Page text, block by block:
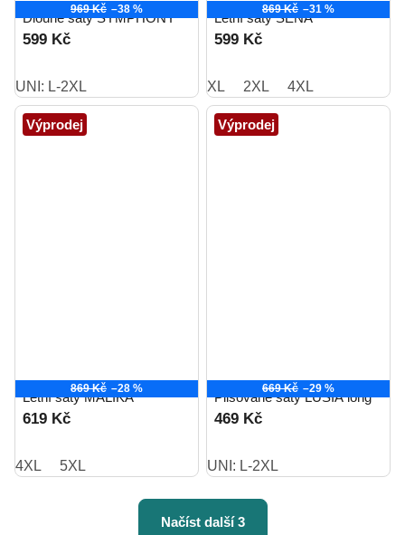
969 Kč –38 %
Dlouhé šaty SYMPHONY
599 Kč
UNI: L-2XL
869 Kč –31 %
Letní šaty SENA
599 Kč
XL 2XL 4XL
Výprodej
869 Kč –28 %
Letní šaty MALIKA
619 Kč
4XL 5XL
Výprodej
669 Kč –29 %
Plisované šaty LUSIA long
469 Kč
UNI: L-2XL
Načíst další 3